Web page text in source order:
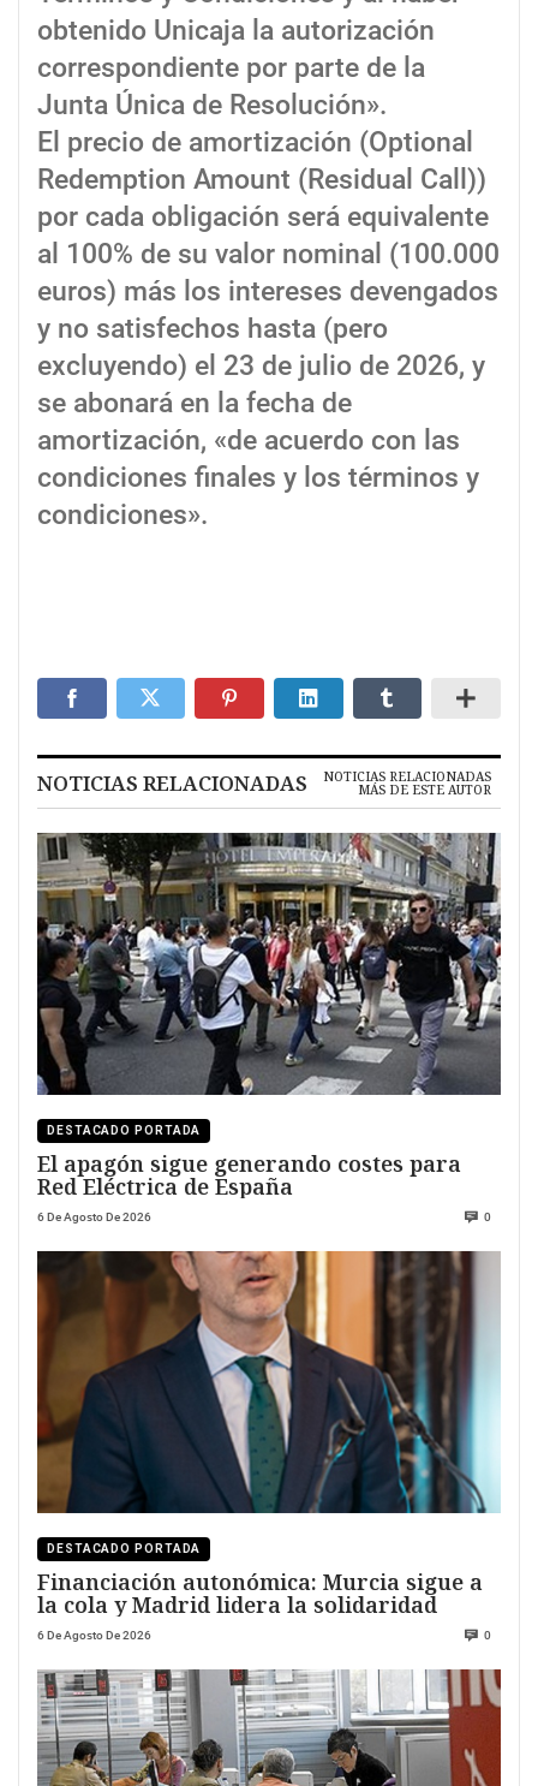
obtenido Unicaja la autorización
correspondiente por parte de la
Junta Única de Resolución».
El precio de amortización (Optional
Redemption Amount (Residual Call))
por cada obligación será equivalente
al 100% de su valor nominal (100.000
euros) más los intereses devengados
y no satisfechos hasta (pero
excluyendo) el 23 de julio de 2026, y
se abonará en la fecha de
amortización, «de acuerdo con las
condiciones finales y los términos y
condiciones».
NOTICIAS RELACIONADAS NOTICIAS RELACIONADAS
MÁS DE ESTE AUTOR
DESTACADO PORTADA
El apagón sigue generando costes para
Red Eléctrica de España
6 De Agosto De 2026 0
DESTACADO PORTADA
Financiación autonómica: Murcia sigue a
la cola y Madrid lidera la solidaridad
6 De Agosto De 2026 0